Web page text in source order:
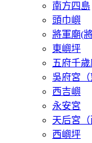
南方四島
頭巾嶼
將軍廟(
東嶼坪
五府千
吳府宮（
西吉嶼
永安宮
天后宮（
西嶼坪